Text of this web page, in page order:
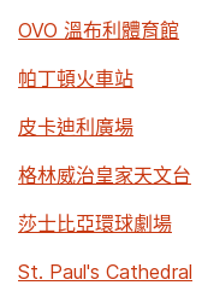
OVO 溫布利體育館
帕丁頓火車站
皮卡迪利廣場
格林威治皇家天文台
莎士比亞環球劇場
St. Paul's Cathedral